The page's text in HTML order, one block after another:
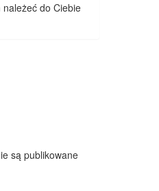
do Ciebie
są publikowane